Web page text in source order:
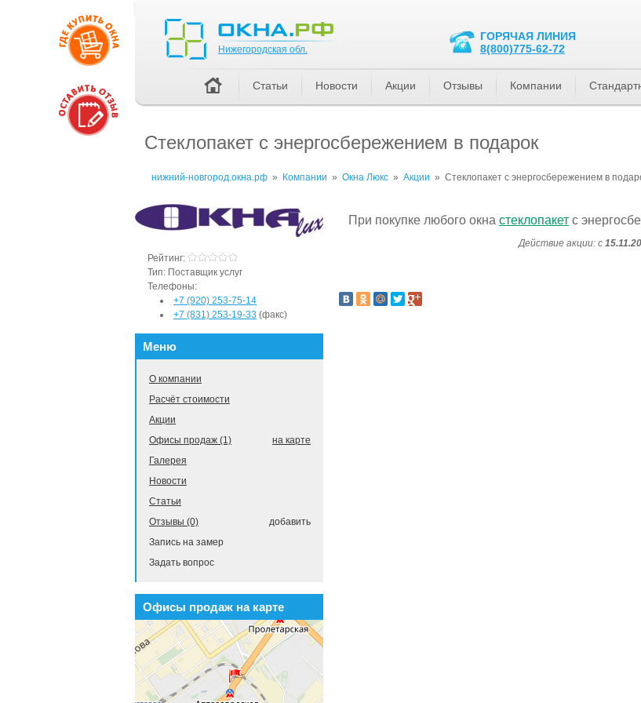
Стеклопакет с энергосбережением в подарок
нижний-новгород.окна.рф » Компании » Окна Люкс » Акции » Стеклопакет с энергосбережением в
При покупке любого окна стеклопакет с
Действие акции: с
Рейтинг:
Тип: Поставщик услуг
Телефоны:
+7 (920) 253-75-14
+7 (831) 253-19-33 (факс)
Меню
О компании
Расчёт стоимости
Акции
на карте
Офисы продаж (1)
Галерея
Новости
Статьи
добавить
Отзывы (0)
Запись на замер
Задать вопрос
Офисы продаж на карте
Нижегородская обл.
ГОРЯЧАЯ ЛИНИЯ
8(800)775-62-72
Статьи Новости Акции Отзывы Компании